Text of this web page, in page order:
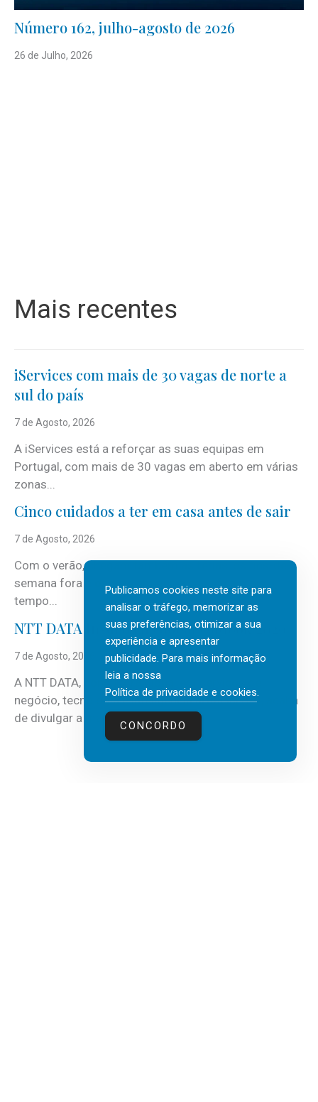
Número 162, julho-agosto de 2026
26 de Julho, 2026
Mais recentes
iServices com mais de 30 vagas de norte a
sul do país
7 de Agosto, 2026
A iServices está a reforçar as suas equipas em
Portugal, com mais de 30 vagas em aberto em várias
zonas...
Cinco cuidados a ter em casa antes de sair
7 de Agosto, 2026
Com o verão, chegam também as férias, os fins-de-
semana fora e os dias em que a casa fica mais
tempo...
NTT DATA Insurtech Global Outlook 2026
7 de Agosto, 2026
A NTT DATA, consultora global em serviços de
negócio, tecnologia e inteligência artificial (IA), acaba
de divulgar a mais recente...
Publicamos cookies neste site para
analisar o tráfego, memorizar as
suas preferências, otimizar a sua
experiência e apresentar
publicidade. Para mais informação
leia a nossa
Política de privacidade e cookies.
CONCORDO